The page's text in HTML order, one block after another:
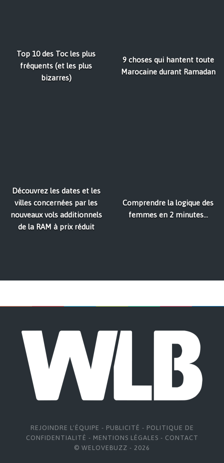
Top 10 des Toc les plus
fréquents (et les plus
bizarres)
9 choses qui hantent toute
Marocaine durant Ramadan
Découvrez les dates et les
villes concernées par les
nouveaux vols additionnels
de la RAM à prix réduit
Comprendre la logique des
femmes en 2 minutes...
REJOINDRE L'ÉQUIPE - PUBLICITÉ - POLITIQUE DE
CONFIDENTIALITÉ - MENTIONS LÉGALES - CONTACT
© WELOVEBUZZ - 2026